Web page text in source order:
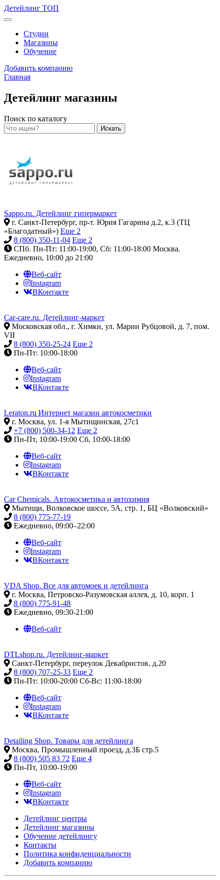
Детейлинг ТОП
Меню
Студии
Магазины
Обучение
Добавить компанию
Главная
Детейлинг магазины
Поиск по каталогу
Искать
Sappo.ru. Детейлинг гипермаркет
г. Санкт-Петербург, пр-т. Юрия Гагарина д.2, к.3 (ТЦ
«Благодатный») Еще 2
8 (800) 350-11-04 Еще 2
СПб. Пн-Пт: 11:00-19:00, Сб: 11:00-18:00 Москва.
Ежедневно, 10:00 до 21:00
Веб-сайт
Instagram
ВКонтакте
Car-care.ru. Детейлинг-маркет
Московская обл., г. Химки, ул. Марии Рубцовой, д. 7, пом.
VII
8 (800) 350-25-24 Еще 2
Пн-Пт: 10:00-18:00
Веб-сайт
Instagram
ВКонтакте
Leraton.ru Интернет магазин автокосметики
г. Москва, ул. 1-я Мытищинская, 27с1
+7 (800) 500-34-12 Еще 2
Пн-Пт, 10:00-19:00 Сб, 10:00-18:00
Веб-сайт
Instagram
ВКонтакте
Car Chemicals. Автокосметика и автохимия
Мытищи, Волковское шоссе, 5А, стр. 1, БЦ «Волковский»
8 (800) 775-77-19
Ежедневно, 09:00–22:00
Веб-сайт
Instagram
ВКонтакте
VDA Shop. Все для автомоек и детейлинга
г. Москва, Петровско-Разумовская аллея, д. 10, корп. 1
8 (800) 775-91-48
Ежедневно, 09:30-21:00
Веб-сайт
DTLshop.ru. Детейлинг-маркет
Санкт-Петербург, переулок Декабристов, д.20
8 (800) 707-25-33 Еще 2
Пн-Пт: 10:00-20:00 Сб-Вс: 11:00-18:00
Веб-сайт
Instagram
ВКонтакте
Detailing Shop. Товары для детейлинга
Москва, Промышленный проезд, д.3Б стр.5
8 (800) 505 83 72 Еще 4
Пн-Пт, 10:00-19:00
Веб-сайт
Instagram
ВКонтакте
Детейлинг центры
Детейлинг магазины
Обучение детейлингу
Контакты
Политика конфиденциальности
Добавить компанию